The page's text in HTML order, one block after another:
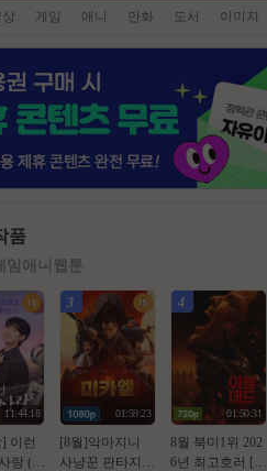
상 게임 애니 만화 도서 이미지
품
임 애니 웹툰
11:44:18
이런
랑 (01
3
01:59:23
[8월]악마지니
사냥꾼 판타지액
4
01:50:31
8월 북미1위 202
6년 최고호러 [ O